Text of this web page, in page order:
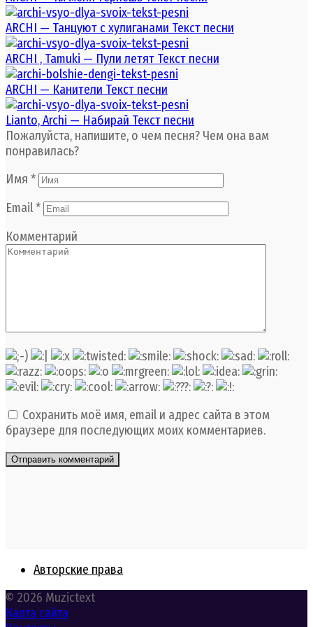
ARCHI — Танцуют с хулиганами Текст песни
ARCHI , Tamuki — Пули летят Текст песни
ARCHI — Канители Текст песни
Lianto, Archi — Набирай Текст песни
Пожалуйста, напишите, о чем песня? Чем она вам
понравилась?
Имя *
Email*
Комментарий
Сохранить моё имя, email и адрес сайта в этом
браузере для последующих моих комментариев.
Авторские права
© 2026 Muzictext
Карта сайта